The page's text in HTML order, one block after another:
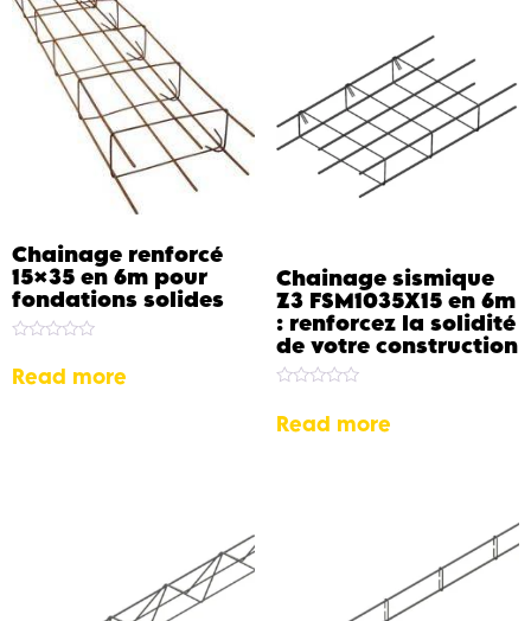
Chainage renforcé
15×35 en 6m pour
fondations solides
0
out
Read more
Chainage sismique
Z3 FSM1035X15 en 6m
: renforcez la solidité
de votre construction
0
out
Read more